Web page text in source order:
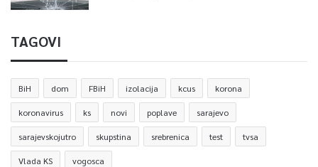
TAGOVI
BiH dom FBiH izolacija kcus korona
koronavirus ks novi poplave sarajevo
sarajevskojutro skupstina srebrenica test tvsa
Vlada KS vogosca